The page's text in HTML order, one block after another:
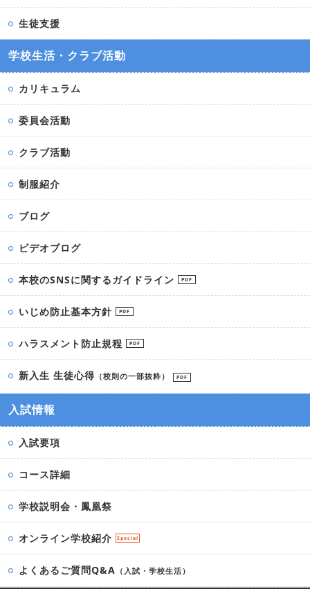
生徒支援
学校生活・クラブ活動
カリキュラム
委員会活動
クラブ活動
制服紹介
ブログ
ビデオブログ
本校のSNSに関するガイドライン PDF
いじめ防止基本方針 PDF
ハラスメント防止規程 PDF
新入生 生徒心得 （校則の一部抜粋） PDF
入試情報
入試要項
コース詳細
学校説明会・鳳凰祭
オンライン学校紹介 Special
よくあるご質問Q&A （入試・学校生活）